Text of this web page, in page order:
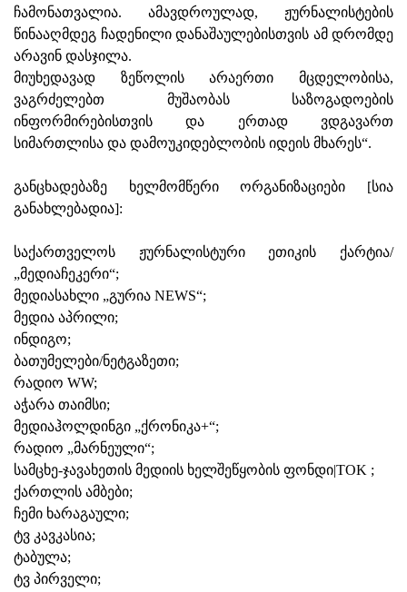
ჩამონათვალია. ამავდროულად, ჟურნალისტების
წინააღმდეგ ჩადენილი დანაშაულებისთვის ამ დრომდე
არავინ დასჯილა.
მიუხედავად ზეწოლის არაერთი მცდელობისა,
ვაგრძელებთ მუშაობას საზოგადოების
ინფორმირებისთვის და ერთად ვდგავართ
სიმართლისა და დამოუკიდებლობის იდეის მხარეს“.
განცხადებაზე ხელმომწერი ორგანიზაციები [სია
განახლებადია]:
საქართველოს ჟურნალისტური ეთიკის ქარტია/
„მედიაჩეკერი“;
მედიასახლი „გურია NEWS“;
მედია აპრილი;
ინდიგო;
ბათუმელები/ნეტგაზეთი;
რადიო WW;
აჭარა თაიმსი;
მედიაჰოლდინგი „ქრონიკა+“;
რადიო „მარნეული“;
სამცხე-ჯავახეთის მედიის ხელშეწყობის ფონდი|TOK ;
ქართლის ამბები;
ჩემი ხარაგაული;
ტვ კავკასია;
ტაბულა;
ტვ პირველი;